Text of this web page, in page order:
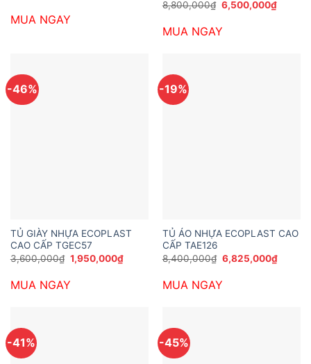
6,800,000₫.
5,050,000₫.
MUA NGAY
8,800,000₫ Giá
gốc
8,800,000₫.
6,500,000₫Giá
hiện
MUA NGAY
-46%
TỦ GIÀY NHỰA ECOPLAST
CAO CẤP TGEC57
3,600,000₫ Giá
gốc
3,600,000₫.
1,950,000₫Giá
hiện
MUA NGAY
-19%
TỦ ÁO NHỰA ECOPLAST CAO
CẤP TAE126
8,400,000₫ Giá
gốc
8,400,000₫.
6,825,000₫Giá
hiện
MUA NGAY
-41% -45%